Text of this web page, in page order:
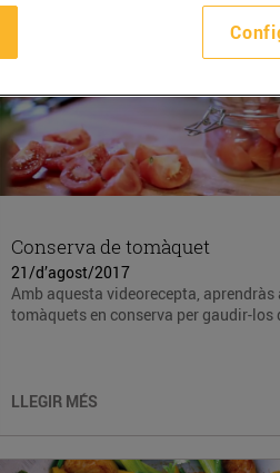
Conserva de tomàquet
21/d’agost/2017
Amb aquesta videorecepta, aprendràs
tomàquets en conserva per gaudir-
LLEGIR MÉS